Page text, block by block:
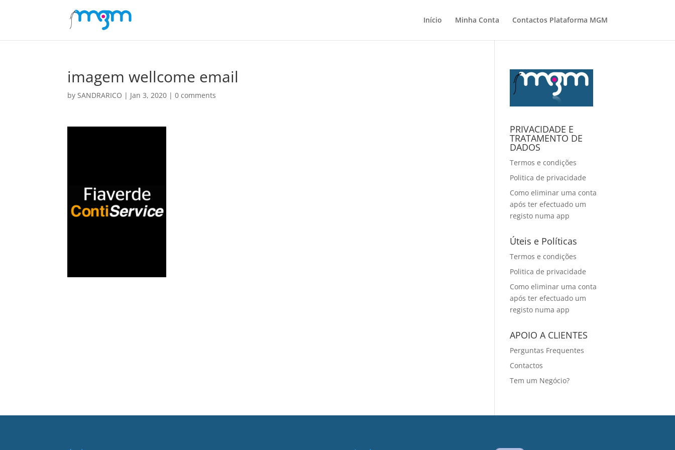
Início Minha Conta Contactos Plataforma MGM
imagem wellcome email
bySANDRARICO | Jan 3, 2020 |0 comments
PRIVACIDADE E
TRATAMENTO DE
DADOS
Termos e condições
Politica de privacidade
Como eliminar uma conta
após ter efectuado um
registo numa app
Úteis e Políticas
Termos e condições
Politica de privacidade
Como eliminar uma conta
após ter efectuado um
registo numa app
APOIO A CLIENTES
Perguntas Frequentes
Contactos
Tem um Negócio?